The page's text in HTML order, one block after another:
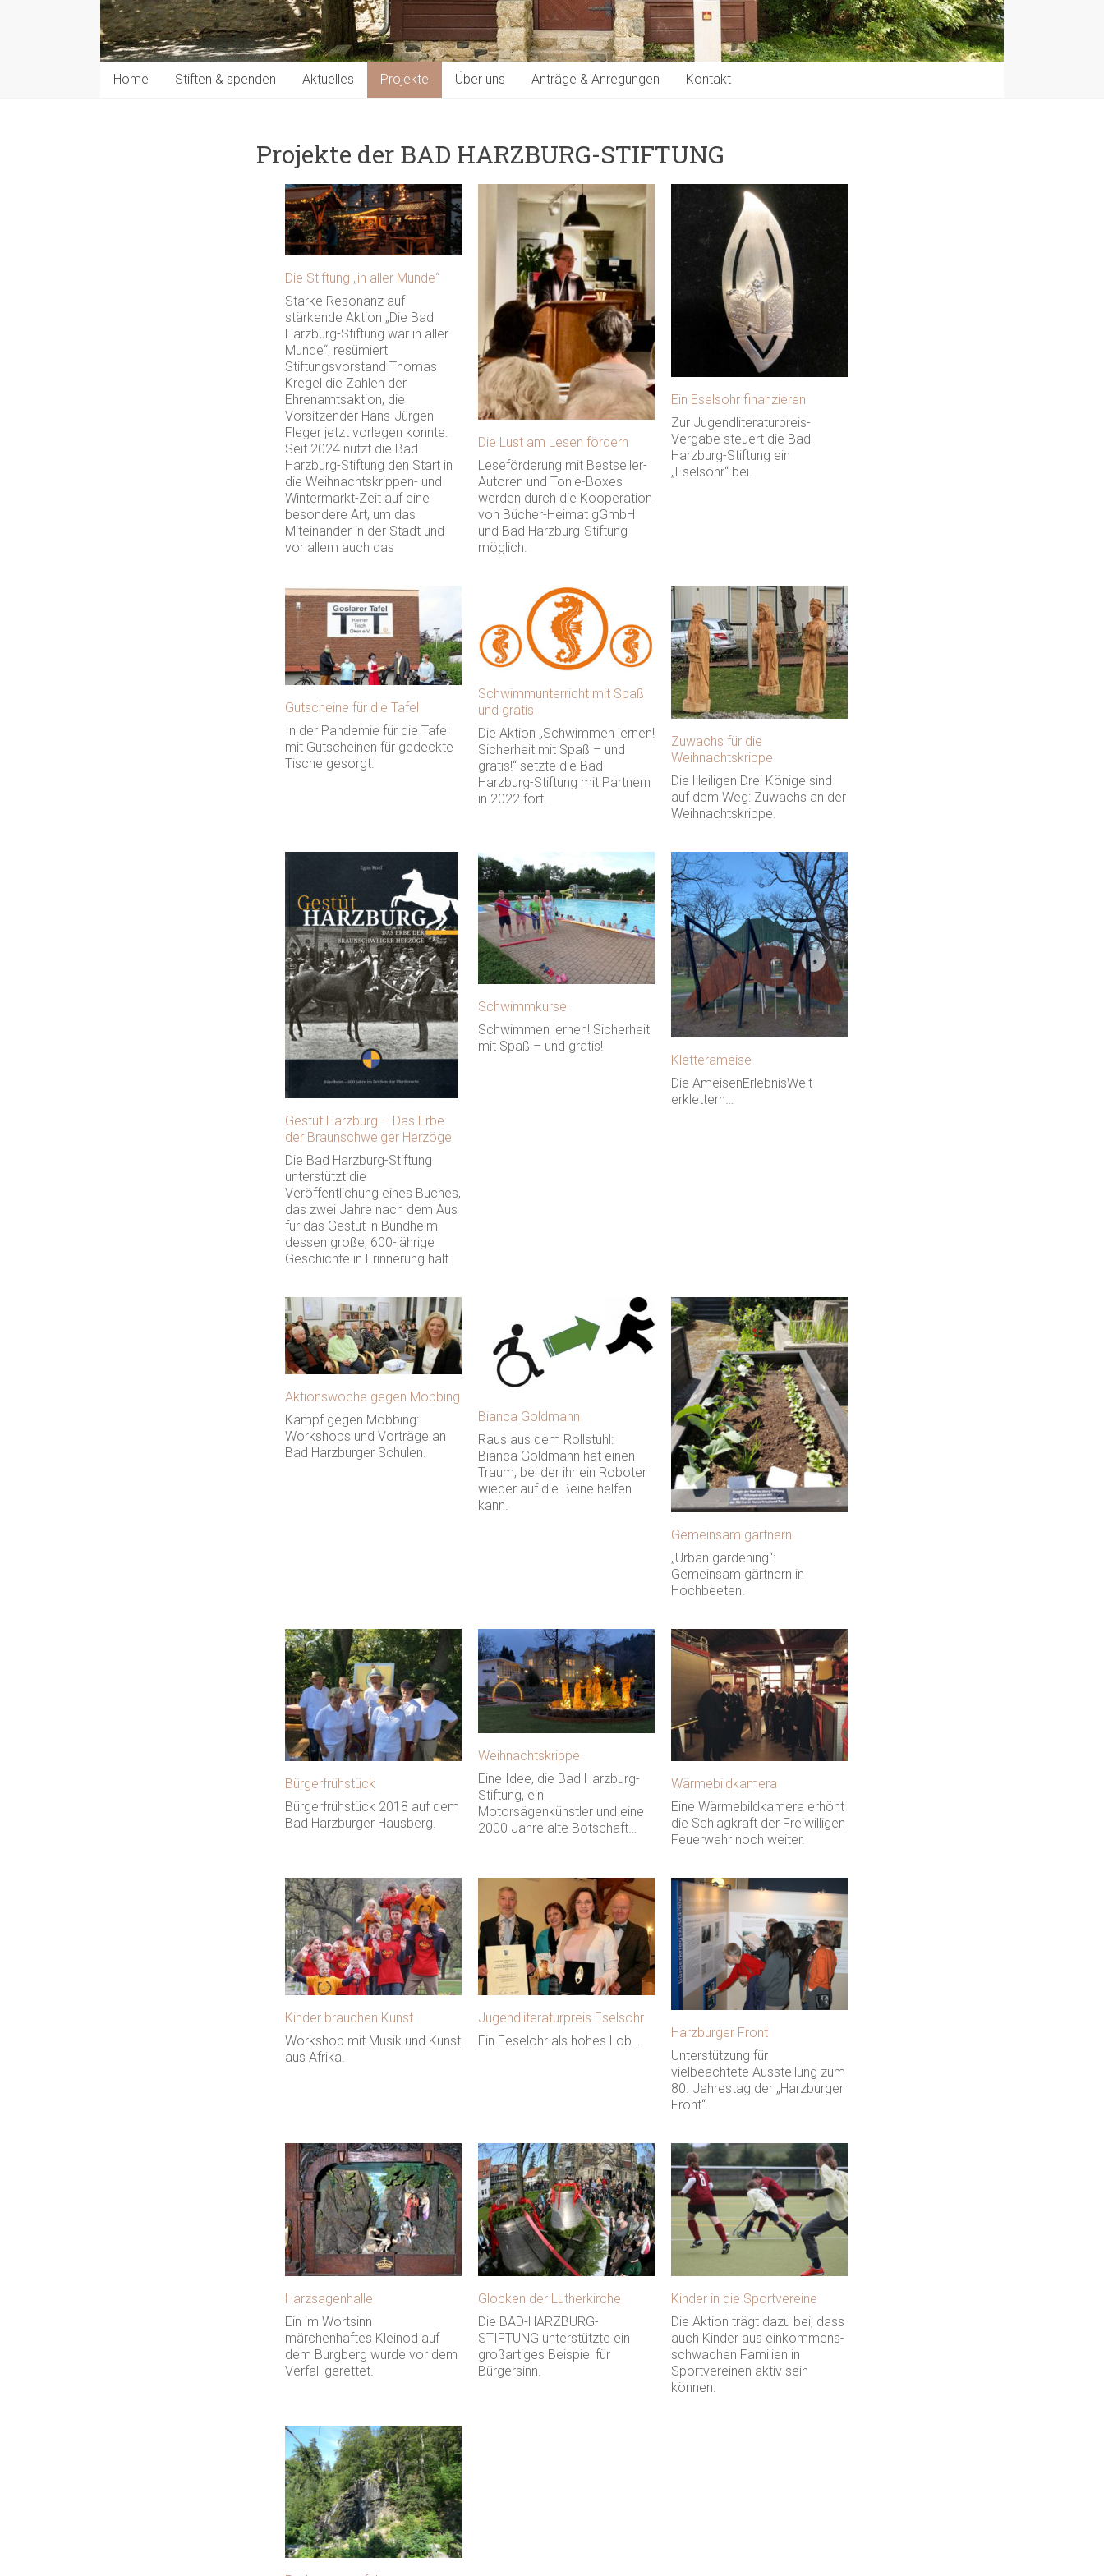
Home Stiften & spenden Aktuelles Projekte Über uns Anträge & Anregungen Kontakt
Projekte der BAD HARZBURG-STIFTUNG
Die Stiftung „in aller Munde“
Starke Resonanz auf
stärkende Aktion „Die Bad
Harzburg-Stiftung war in aller
Munde“, resümiert
Stiftungsvorstand Thomas
Kregel die Zahlen der
Ehrenamtsaktion, die
Vorsitzender Hans-Jürgen
Fleger jetzt vorlegen konnte.
Seit 2024 nutzt die Bad
Harzburg-Stiftung den Start in
die Weihnachtskrippen- und
Wintermarkt-Zeit auf eine
besondere Art, um das
Miteinander in der Stadt und
vor allem auch das
Die Lust am Lesen fördern
Leseförderung mit Bestseller-
Autoren und Tonie-Boxes
werden durch die Kooperation
von Bücher-Heimat gGmbH
und Bad Harzburg-Stiftung
möglich.
Ein Eselsohr finanzieren
Zur Jugendliteraturpreis-
Vergabe steuert die Bad
Harzburg-Stiftung ein
„Eselsohr“ bei.
Gutscheine für die Tafel
In der Pandemie für die Tafel
mit Gutscheinen für gedeckte
Tische gesorgt.
Schwimmunterricht mit Spaß
und gratis
Die Aktion „Schwimmen lernen!
Sicherheit mit Spaß – und
gratis!“ setzte die Bad
Harzburg-Stiftung mit Partnern
in 2022 fort.
Zuwachs für die
Weihnachtskrippe
Die Heiligen Drei Könige sind
auf dem Weg: Zuwachs an der
Weihnachtskrippe.
Gestüt Harzburg – Das Erbe
der Braunschweiger Herzöge
Die Bad Harzburg-Stiftung
unterstützt die
Veröffentlichung eines Buches,
das zwei Jahre nach dem Aus
für das Gestüt in Bündheim
dessen große, 600-jährige
Geschichte in Erinnerung hält.
Schwimmkurse
Schwimmen lernen! Sicherheit
mit Spaß – und gratis!
Kletterameise
Die AmeisenErlebnisWelt
erklettern…
Aktionswoche gegen Mobbing
Kampf gegen Mobbing:
Workshops und Vorträge an
Bad Harzburger Schulen.
Bianca Goldmann
Raus aus dem Rollstuhl:
Bianca Goldmann hat einen
Traum, bei der ihr ein Roboter
wieder auf die Beine helfen
kann.
Gemeinsam gärtnern
„Urban gardening“:
Gemeinsam gärtnern in
Hochbeeten.
Bürgerfrühstück
Bürgerfrühstück 2018 auf dem
Bad Harzburger Hausberg.
Weihnachtskrippe
Eine Idee, die Bad Harzburg-
Stiftung, ein
Motorsägenkünstler und eine
2000 Jahre alte Botschaft…
Wärmebildkamera
Eine Wärmebildkamera erhöht
die Schlagkraft der Freiwilligen
Feuerwehr noch weiter.
Kinder brauchen Kunst
Workshop mit Musik und Kunst
aus Afrika.
Jugendliteraturpreis Eselsohr
Ein Eeselohr als hohes Lob…
Harzburger Front
Unterstützung für
vielbeachtete Ausstellung zum
80. Jahrestag der „Harzburger
Front“.
Harzsagenhalle
Ein im Wortsinn
märchenhaftes Kleinod auf
dem Burgberg wurde vor dem
Verfall gerettet.
Glocken der Lutherkirche
Die BAD-HARZBURG-
STIFTUNG unterstützte ein
großartiges Beispiel für
Bürgersinn.
Kinder in die Sportvereine
Die Aktion trägt dazu bei, dass
auch Kinder aus einkommens-
schwachen Familien in
Sportvereinen aktiv sein
können.